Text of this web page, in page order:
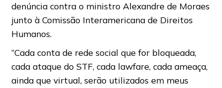
denúncia contra o ministro Alexandre de Moraes
junto à Comissão Interamericana de Direitos
Humanos.
“Cada conta de rede social que for bloqueada,
cada ataque do STF, cada lawfare, cada ameaça,
ainda que virtual, serão utilizados em meus